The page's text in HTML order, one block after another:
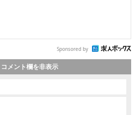
Sponsored by
コメント欄を非表示